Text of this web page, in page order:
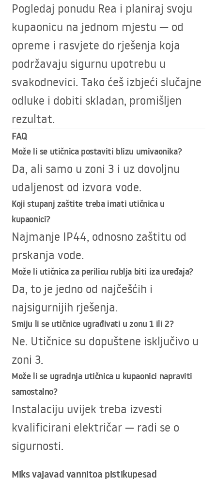
Pogledaj ponudu Rea i planiraj svoju
kupaonicu na jednom mjestu — od
opreme i rasvjete do rješenja koja
podržavaju sigurnu upotrebu u
svakodnevici. Tako ćeš izbjeći slučajne
odluke i dobiti skladan, promišljen
rezultat.
FAQ
Može li se utičnica postaviti blizu umivaonika?
Da, ali samo u zoni 3 i uz dovoljnu
udaljenost od izvora vode.
Koji stupanj zaštite treba imati utičnica u
kupaonici?
Najmanje IP44, odnosno zaštitu od
prskanja vode.
Može li utičnica za perilicu rublja biti iza uređaja?
Da, to je jedno od najčešćih i
najsigurnijih rješenja.
Smiju li se utičnice ugrađivati u zonu 1 ili 2?
Ne. Utičnice su dopuštene isključivo u
zoni 3.
Može li se ugradnja utičnica u kupaonici napraviti
samostalno?
Instalaciju uvijek treba izvesti
kvalificirani električar — radi se o
sigurnosti.
Miks vajavad vannitoa pistikupesad